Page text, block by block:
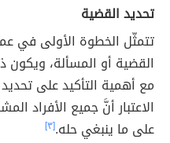
تحديد القضية
تتمثّل الخطوة الأولى في
القضية أو المسألة، ويكون
مع أهمية التأكيد على
الاعتبار أنَّ جميع الأفراد
على ما ينبغي حله.[٣]